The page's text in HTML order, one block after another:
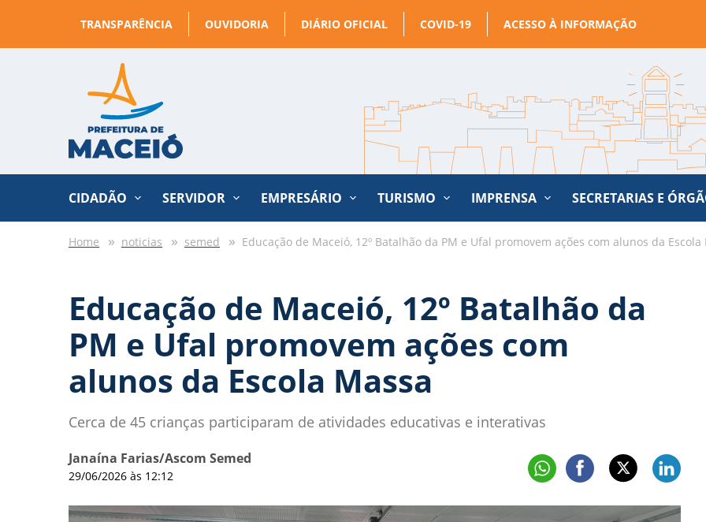
TRANSPARÊNCIA OUVIDORIA DIÁRIO OFICIAL COVID-19 ACESSO À INFORMAÇÃO
CIDADÃO SERVIDOR EMPRESÁRIO TURISMO IMPRENSA SECRETARIAS E
Home noticias semed Educação de Maceió, 12º Batalhão da PM e Ufal promovem ações com alunos da Escola
Educação de Maceió, 12º Batalhão da
PM e Ufal promovem ações com
alunos da Escola Massa
Cerca de 45 crianças participaram de atividades educativas e interativas
Janaína Farias/Ascom Semed
29/06/2026 às 12:12